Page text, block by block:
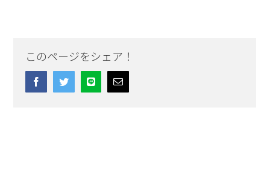
このページをシェア！
FacebookTwitterLine Email